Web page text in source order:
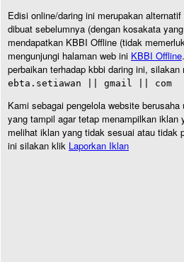
Edisi online/daring ini merupakan
dibuat sebelumnya (dengan kosakata
mendapatkan KBBI Offline (tidak
mengunjungi halaman web ini KBBI Offline
perbaikan terhadap kbbi daring ini,
ebta.setiawan || gmail || com
Kami sebagai pengelola website
yang tampil agar tetap menampilkan iklan
melihat iklan yang tidak sesuai atau tidak
ini silakan klik Laporkan Iklan